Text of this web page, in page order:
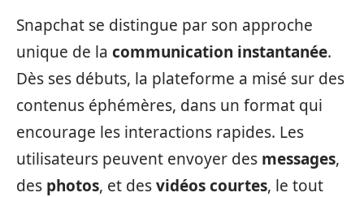
Snapchat se distingue par son approche
unique de la communication instantanée.
Dès ses débuts, la plateforme a misé sur des
contenus éphémères, dans un format qui
encourage les interactions rapides. Les
utilisateurs peuvent envoyer des messages,
des photos, et desvidéos courtes, le tout